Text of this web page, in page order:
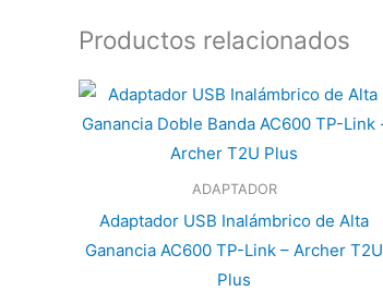
Productos relacionados
ADAPTADOR
Adaptador USB Inalámbrico de Alta
Ganancia AC600 TP-Link – Archer T2U
Plus